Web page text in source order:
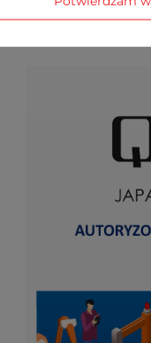
Gwarancja